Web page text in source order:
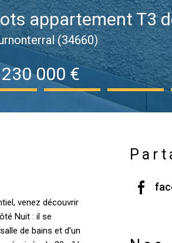
appartement T3
(34660)
230 000 €
venez découvrir
Nuit : il se
de bains et d'un